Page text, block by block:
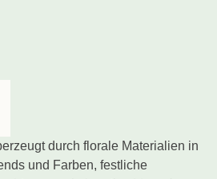
durch florale Materialien in
und Farben, festliche